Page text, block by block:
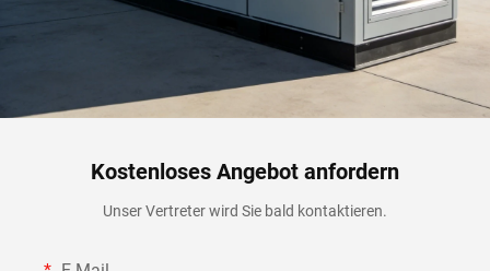
Kostenloses Angebot anfordern
Unser Vertreter wird Sie bald kontaktieren.